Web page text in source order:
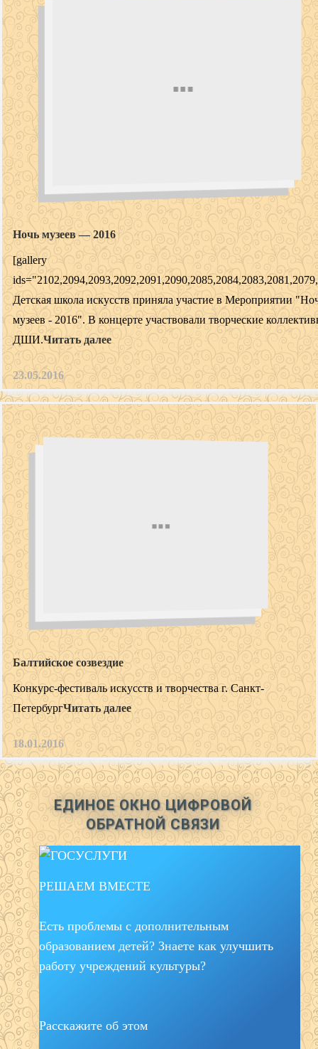
Ночь музеев — 2016
[gallery
Детская школа искусств приняла участие в Мероприятии
музеев - 2016". В концерте участвовали творческие
ДШИ.Читать далее
23.05.2016
Балтийское созвездие
Конкурс-фестиваль искусств и творчества г. Санкт-
ПетербургЧитать далее
18.01.2016
ЕДИНОЕ ОКНО ЦИФРОВОЙ
ОБРАТНОЙ СВЯЗИ
РЕШАЕМ ВМЕСТЕ
Есть проблемы с дополнительным
образованием детей? Знаете как улучшить
работу учреждений культуры?
Расскажите об этом